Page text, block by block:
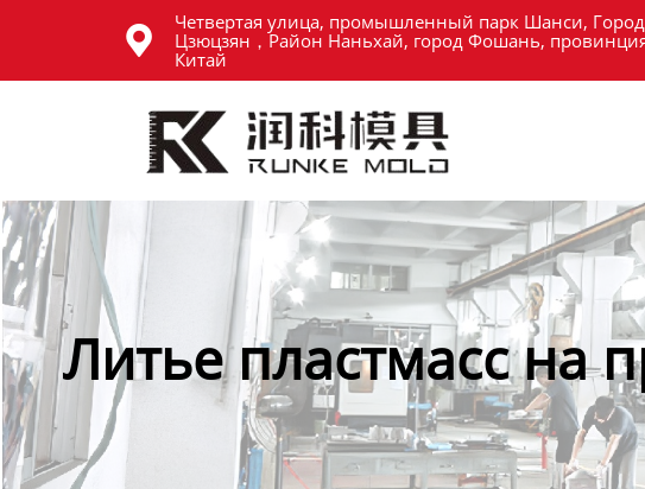

Четвертая улица, промышленный парк Шанси, Город
Цзюцзян，Район Наньхай, город Фошань,
Китай
О нас
Контакты
Литье пластмасс на